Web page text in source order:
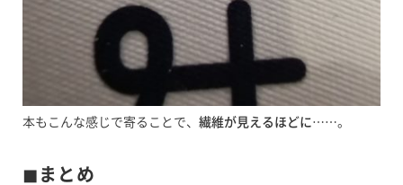
本もこんな感じで寄ることで、 繊維が見えるほどに……。
◼︎まとめ